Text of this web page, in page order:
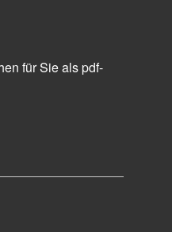
für Sie als pdf-